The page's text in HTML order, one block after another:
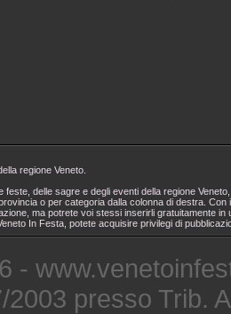
regione Veneto.
feste, delle sagre e degli eventi della regione
o per categoria dalla colonna di destra.
ma potrete voi stessi inserirli gratuitamente
In Festa, potete acquisire privilegi di
-
2003 presso Trib.